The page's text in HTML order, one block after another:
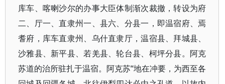
库车、喀喇沙尔的办事大臣体制渐次裁撤，转设为府
二、厅一、直隶州一、县六、分县一，即温宿府、焉
耆府，库车直隶州、乌什直隶厅，温宿县、拜城县、
沙雅县、新平县、若羌县、轮台县、柯坪分县。阿克
苏道的治所驻扎于温宿。阿克苏“地在冲要，为西至各